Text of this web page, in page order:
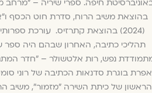
בהוצאת משיב הרוח, סדרת חוט הכסף
(2024) בהוצאת קתרזיס. עורכת
תהליכי כתיבה, האחרון שבהם היה ספר
אפרת בוגרת סדנאות הכתיבה של רוני
הראשון של כיתת השירה "מזמור", משיב